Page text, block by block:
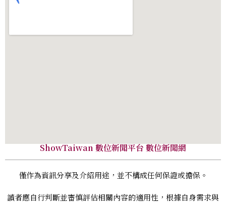
ShowTaiwan 數位新聞平台 數位新聞網
僅作為資訊分享及介紹用途，並不構成任何保證或擔保。
讀者應自行判斷並審慎評估相關內容的適用性，根據自身需求與